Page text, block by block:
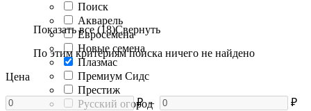
Поиск
Акварель
Евросемена
Новые семена
Плазмас
Премиум Сидс
Престиж
Русский огород
Показать все (18)Свернуть
По этим критериям поиска ничего не найдено
Цена
₽ – ₽